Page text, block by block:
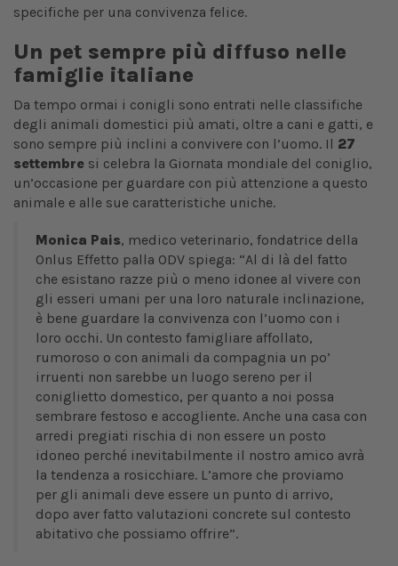
specifiche per una convivenza felice.
Un pet sempre più diffuso nelle
famiglie italiane
Da tempo ormai i conigli sono entrati nelle classifiche
degli animali domestici più amati, oltre a cani e gatti, e
sono sempre più inclini a convivere con l’uomo. Il 27
settembre si celebra la Giornata mondiale del coniglio,
un’occasione per guardare con più attenzione a questo
animale e alle sue caratteristiche uniche.
Monica Pais, medico veterinario, fondatrice della
Onlus Effetto palla ODV spiega: “Al di là del fatto
che esistano razze più o meno idonee al vivere con
gli esseri umani per una loro naturale inclinazione,
è bene guardare la convivenza con l’uomo con i
loro occhi. Un contesto famigliare affollato,
rumoroso o con animali da compagnia un po’
irruenti non sarebbe un luogo sereno per il
coniglietto domestico, per quanto a noi possa
sembrare festoso e accogliente. Anche una casa con
arredi pregiati rischia di non essere un posto
idoneo perché inevitabilmente il nostro amico avrà
la tendenza a rosicchiare. L’amore che proviamo
per gli animali deve essere un punto di arrivo,
dopo aver fatto valutazioni concrete sul contesto
abitativo che possiamo offrire”.